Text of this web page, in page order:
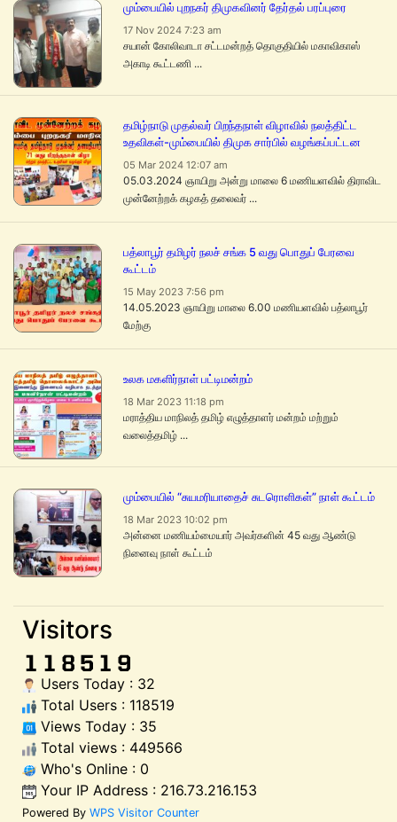
மும்பையில் புறநகர் திமுகவினர் தேர்தல் பரப்புரை
17 Nov 2024 7:23 am
சயான் கோலிவாடா சட்டமன்றத் தொகுதியில் மகாவிகாஸ்
அகாடி கூட்டணி ...
தமிழ்நாடு முதல்வர் பிறந்தநாள் விழாவில் நலத்திட்ட
உதவிகள்-மும்பையில் திமுக சார்பில் வழங்கப்பட்டன
05 Mar 2024 12:07 am
05.03.2024 ஞாயிறு அன்று மாலை 6 மணியளவில் திராவிட
முன்னேற்றக் கழகத் தலைவர் ...
பத்லாபூர் தமிழர் நலச் சங்க 5 வது பொதுப் பேரவை
கூட்டம்
15 May 2023 7:56 pm
14.05.2023 ஞாயிறு மாலை 6.00 மணியளவில் பத்லாபூர்
மேற்கு
உலக மகளிர்நாள் பட்டிமன்றம்
18 Mar 2023 11:18 pm
மராத்திய மாநிலத் தமிழ் எழுத்தாளர் மன்றம் மற்றும்
வலைத்தமிழ் ...
மும்பையில் “சுயமரியாதைச் சுடரொளிகள்” நாள் கூட்டம்
18 Mar 2023 10:02 pm
அன்னை மணியம்மையார் அவர்களின் 45 வது ஆண்டு
நினைவு நாள் கூட்டம்
Visitors
Users Today : 32
Total Users : 118519
Views Today : 35
Total views : 449566
Who's Online : 0
Your IP Address : 216.73.216.153
Powered By WPS Visitor Counter